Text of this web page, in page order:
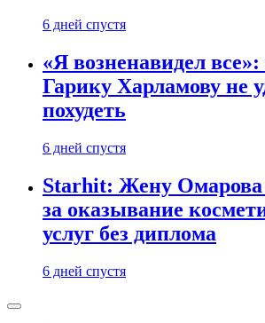
6 дней спустя
«Я возненавидел
Гарику Харламову не
похудеть
6 дней спустя
Starhit: Жену Омарова
за оказывание
услуг без диплома
6 дней спустя